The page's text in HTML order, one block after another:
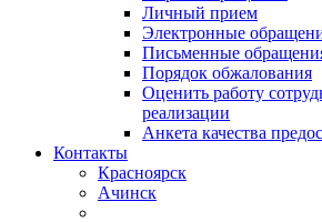
Личный прием
Электронные
Письменные
Порядок обжалования
Оценить работу
реализации
Анкета качества
Контакты
Красноярск
Ачинск